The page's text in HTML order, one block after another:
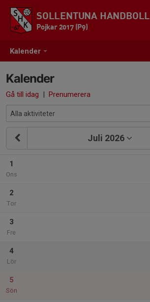
Kalender
SOLLENTUNA HANDBOLL
Pojkar 2017 (P9)
Kalender
Gå till idag | Prenumerera
Juli 2026
1
Ons
2
Tor
3
Fre
4
Lör
5
Sön